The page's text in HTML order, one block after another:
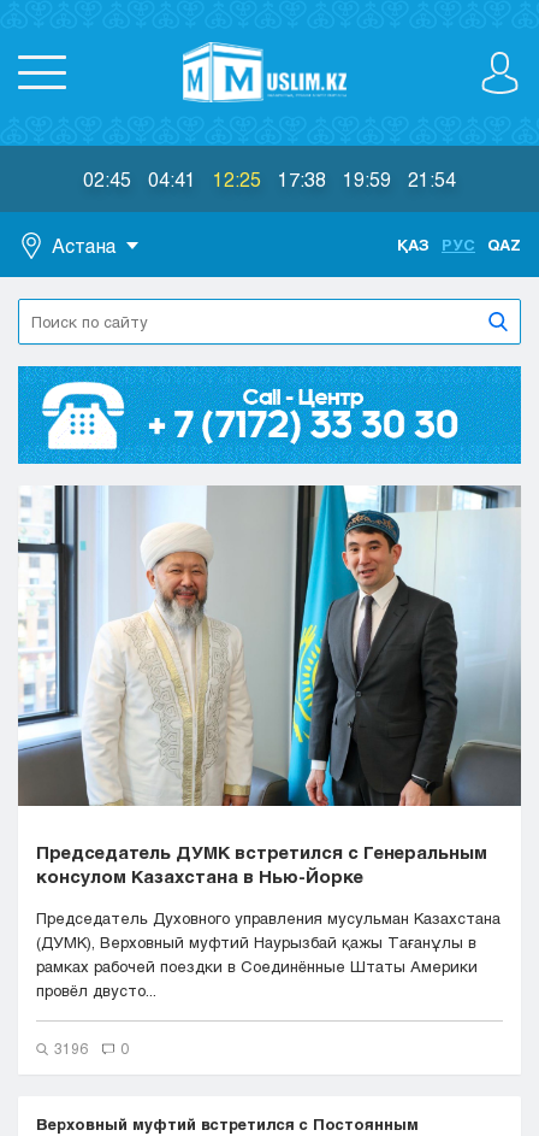
02:45 04:41 12:25 17:38 19:59 21:54
Астана
Астана
Алматы
Актобе
Атырау
Жезказган
Костанай
Кызылорда
Павлодар
Петропавловск
Семей
Талдыкорган
Тараз
Туркестан
Уральск
Усть-Каменогорск
ҚАЗ РУС QAZ
Председатель ДУМК встретился с Генеральным
консулом Казахстана в Нью-Йорке
Председатель Духовного управления мусульман Казахстана
(ДУМК), Верховный муфтий Наурызбай қажы Тағанұлы в
рамках рабочей поездки в Соединённые Штаты Америки
провёл двусто...
3196 0
Верховный муфтий встретился с Постоянным